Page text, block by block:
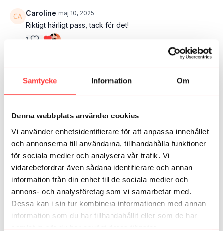
Samtycke Information Om
Denna webbplats använder cookies
Vi använder enhetsidentifierare för att anpassa innehållet
och annonserna till användarna, tillhandahålla funktioner
för sociala medier och analysera vår trafik. Vi
vidarebefordrar även sådana identifierare och annan
information från din enhet till de sociala medier och
annons- och analysföretag som vi samarbetar med.
Dessa kan i sin tur kombinera informationen med annan
information som du har tillhandahållit eller som de har
Caroline maj 10, 2025
Riktigt härligt pass, tack för det!
1
Så så bra, tusen tack för detta!
Lena J. april 03, 2025
Härligt pass!
2
Relaterade videor